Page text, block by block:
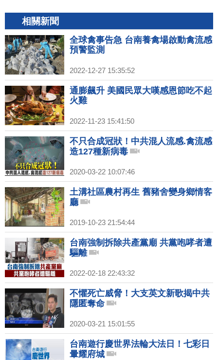
相關新聞
全球禽事告急 台南養禽場啟動禽流感
預警監測
2022-12-27 15:35:52
通膨飆升 美國民眾大嘆感恩節吃不起
火雞
2022-11-23 15:41:50
不只合成冠狀！中共混人流感.禽流感
造127種新病毒
2020-03-22 10:07:46
土溝社區農村再生 舊豬舍變身鄉情客
廳
2019-10-23 21:54:44
台南強制拆除共產黨廟 共黨咆哮者遭
驅離
2022-02-18 22:43:32
不懼死亡威脅！大支英文新歌揭中共
隱匿奪命
2020-03-21 15:01:55
台南遊行慶世界法輪大法日！七彩日
暈耀府城